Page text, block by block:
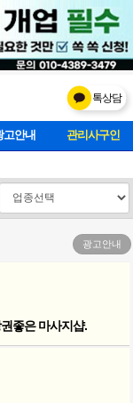
톡상담
고안내 마사지클럽
광고안내
좋은 마사지샵.